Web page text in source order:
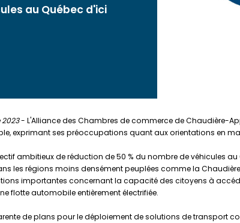
au Québec d'ici
- L'Alliance des Chambres de commerce de Chaudière-
exprimant ses préoccupations quant aux orientations en
ambitieux de réduction de 50 % du nombre de véhicules
les régions moins densément peuplées comme la
importantes concernant la capacité des citoyens à
flotte automobile entièrement électrifiée.
de plans pour le déploiement de solutions de transport